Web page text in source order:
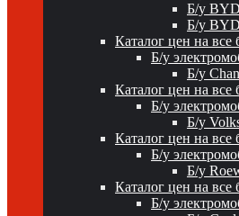
Б/у
Б/у
Каталог цен на все
Б/у
Б/у
Каталог цен на все
Б/у
Б/у
Каталог цен на
Б/у
Б/у
Каталог цен на все
Б/у